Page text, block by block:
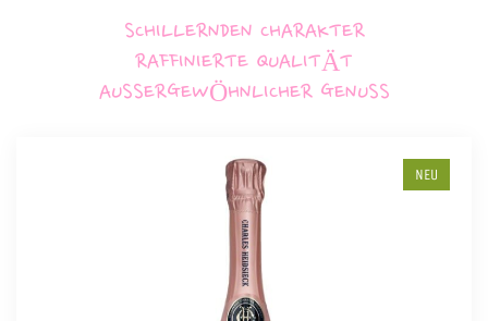
SCHILLERNDEN CHARAKTER
RAFFINIERTE QUALITÄT
AUSSERGEWÖHNLICHER GENUSS
NEU